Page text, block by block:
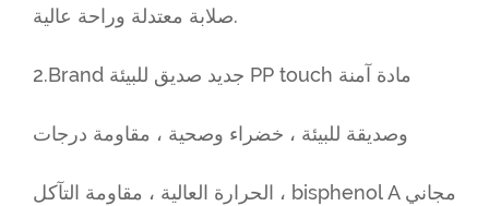
صلابة معتدلة وراحة عالية.
2.Brand جديد صديق للبيئة PP touch مادة آمنة
وصديقة للبيئة ، خضراء وصحية ، مقاومة درجات
الحرارة العالية ، مقاومة التآكل ، bisphenol A مجاني